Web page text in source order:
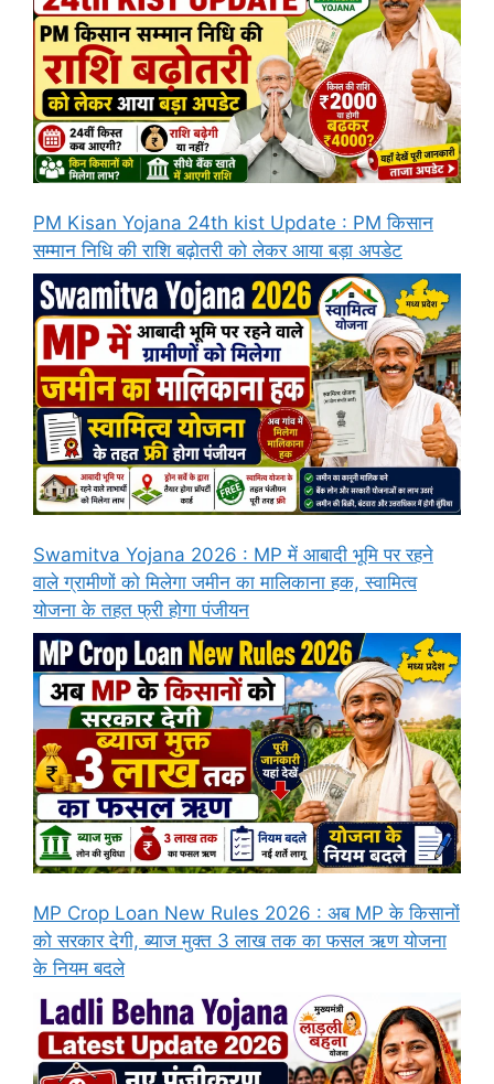
PM Kisan Yojana 24th kist Update : PM किसान
सम्मान निधि की राशि बढ़ोतरी को लेकर आया बड़ा अपडेट
Swamitva Yojana 2026 : MP में आबादी भूमि पर रहने
वाले ग्रामीणों को मिलेगा जमीन का मालिकाना हक, स्वामित्व
योजना के तहत फ्री होगा पंजीयन
MP Crop Loan New Rules 2026 : अब MP के किसानों
को सरकार देगी, ब्याज मुक्त 3 लाख तक का फसल ऋण योजना
के नियम बदले